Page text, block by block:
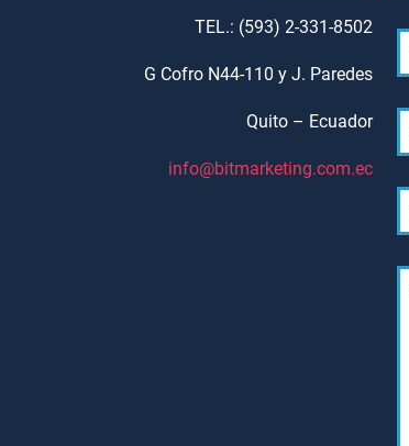
TEL.: (593) 2-331-8502
G Cofro N44-110 y J. Paredes
Quito – Ecuador
info@bitmarketing.com.ec